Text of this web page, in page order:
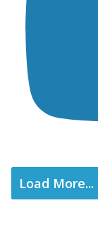
Load More...